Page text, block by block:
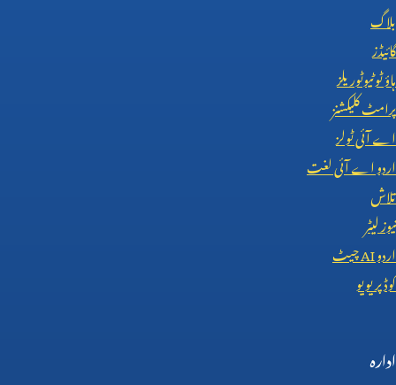
بلاگ
گائیڈز
ہاؤ ٹو ٹیوٹوریلز
پرامٹ کلیکشنز
اے آئی ٹولز
اردو اے آئی لغت
تلاش
نیوز لیٹر
اردوAIچیٹ
کوڈ پریویو
ادارہ